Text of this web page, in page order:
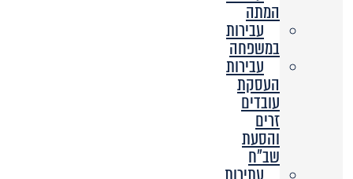
המתה
עבירות
במשפחה
עבירות
העסקת
עובדים
זרים
והסעת
שב”ח